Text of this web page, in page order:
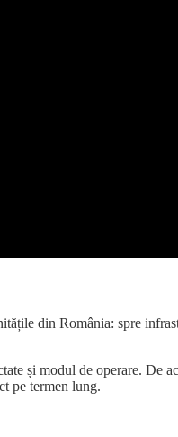
din România: spre
și modul de operare. De
pe termen lung.